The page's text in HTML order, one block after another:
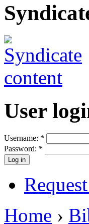
User
Username: *
Password: *
Home ›